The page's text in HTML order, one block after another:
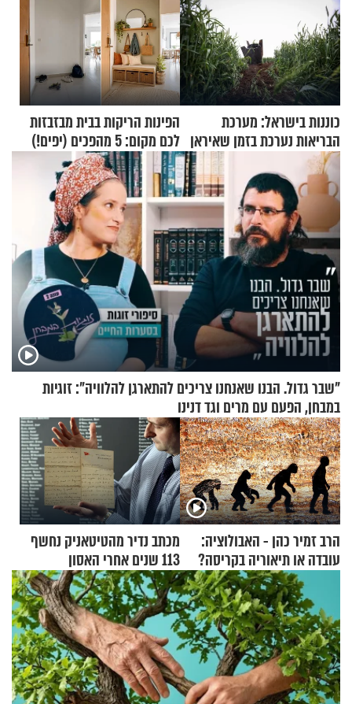
כוננות בישראל: מערכת
הבריאות נערכת בזמן שאיראן
מאיימת על הבריטים
הפינות הריקות בבית מבזבזות
לכם מקום: 5 מהפכים (יפים!)
שאפשר לעשות כבר היום
"שבר גדול. הבנו שאנחנו צריכים להתארגן להלוויה": זוגיות
במבחן, הפעם עם מרים וגד דנינו
הרב זמיר כהן - האבולוציה:
עובדה או תיאוריה בקריסה?
מכתב נדיר מהטיטאניק נחשף
113 שנים אחרי האסון